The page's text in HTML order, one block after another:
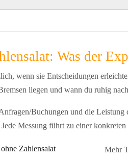
Was der
wenn sie Entscheidungen
liegen und wann du ruhig
Buchungen und die Leistung
Messung führt zu einer
Mehr